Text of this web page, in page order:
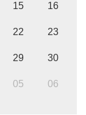
15 16
22 23
29 30
05 06